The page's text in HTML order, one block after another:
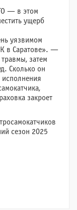
— в этом
ущерб
уязвимом
в Саратове». —
затем
Сколько он
закроет
сезон 2025